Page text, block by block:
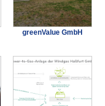
greenValue GmbH